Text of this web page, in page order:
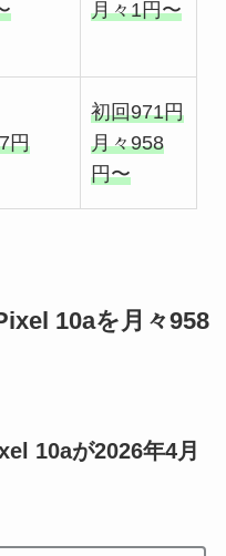
月々1円〜
円
初回971円
月々958
円〜
10aを月々958
10aが2026年4月